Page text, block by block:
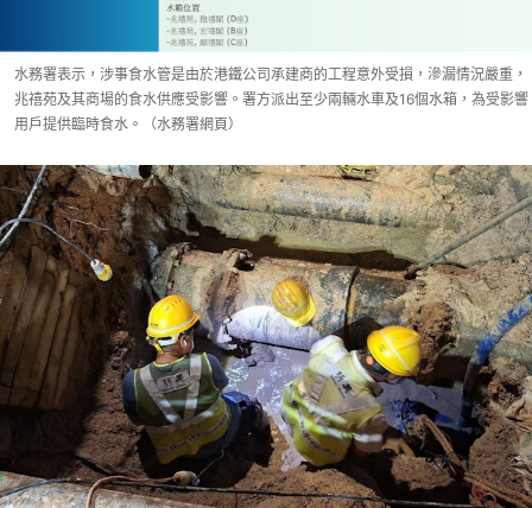
水務署表示，涉事食水管是由於港鐵公司承建商的工程意外受損，滲漏情況嚴重，
兆禧苑及其商場的食水供應受影響。署方派出至少兩輛水車及16個水箱，為受影響
用戶提供臨時食水。（水務署網頁）